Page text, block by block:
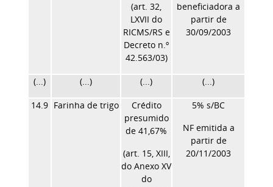
(art. 32,
LXVII do
RICMS/RS e
Decreto n.º
42.563/03)
beneficiadora a
partir de
30/09/2003
(...) (...) (...) (...)
14.9 Farinha de trigo
Crédito
presumido
de 41,67%
(art. 15, XIII,
do Anexo XV
do
5% s/BC
NF emitida a
partir de
20/11/2003